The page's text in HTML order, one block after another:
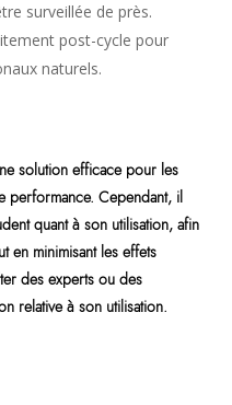
surveillée de près.
post-cycle pour
naturels.
solution efficace pour les
performance. Cependant, il
quant à son utilisation, afin
en minimisant les effets
des experts ou des
relative à son utilisation.